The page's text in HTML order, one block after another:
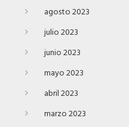
agosto 2023
julio 2023
junio 2023
mayo 2023
abril 2023
marzo 2023